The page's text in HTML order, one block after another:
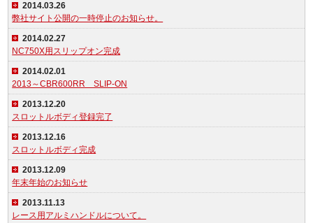
2014.03.26
弊社サイト公開の一時停止のお知らせ。
2014.02.27
NC750X用スリップオン完成
2014.02.01
2013～CBR600RR SLIP-ON
2013.12.20
スロットルボディ登録完了
2013.12.16
スロットルボディ完成
2013.12.09
年末年始のお知らせ
2013.11.13
レース用アルミハンドルについて。